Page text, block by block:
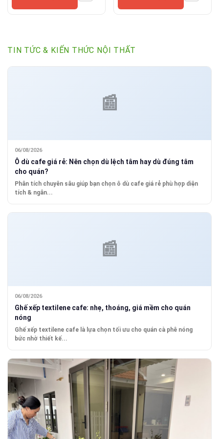
TIN TỨC & KIẾN THỨC NỘI THẤT
06/08/2026
Ô dù cafe giá rẻ: Nên chọn dù lệch tâm hay dù đúng tâm
cho quán?
Phân tích chuyên sâu giúp bạn chọn ô dù cafe giá rẻ phù hợp diện
tích & ngân...
06/08/2026
Ghế xếp textilene cafe: nhẹ, thoáng, giá mềm cho quán
nóng
Ghế xếp textilene cafe là lựa chọn tối ưu cho quán cà phê nóng
bức nhờ thiết kế...